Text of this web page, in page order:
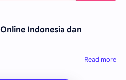
Indonesia dan